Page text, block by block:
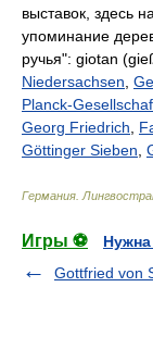
выставок, здесь
упоминание
ручья": giotan
Niedersachsen
Planck-
Georg Friedrich
Göttinger Sieben
Германия.
Игры ⚽
Нужна
Gottfried von